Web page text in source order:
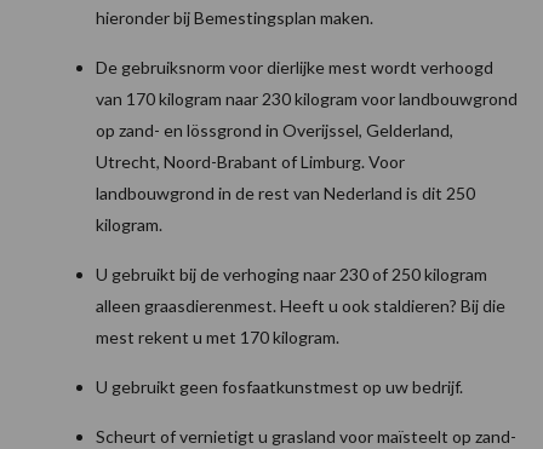
hieronder bij Bemestingsplan maken.
De gebruiksnorm voor dierlijke mest wordt verhoogd
van 170 kilogram naar 230 kilogram voor landbouwgrond
op zand- en lössgrond in Overijssel, Gelderland,
Utrecht, Noord-Brabant of Limburg. Voor
landbouwgrond in de rest van Nederland is dit 250
kilogram.
U gebruikt bij de verhoging naar 230 of 250 kilogram
alleen graasdierenmest. Heeft u ook staldieren? Bij die
mest rekent u met 170 kilogram.
U gebruikt geen fosfaatkunstmest op uw bedrijf.
Scheurt of vernietigt u grasland voor maïsteelt op zand-